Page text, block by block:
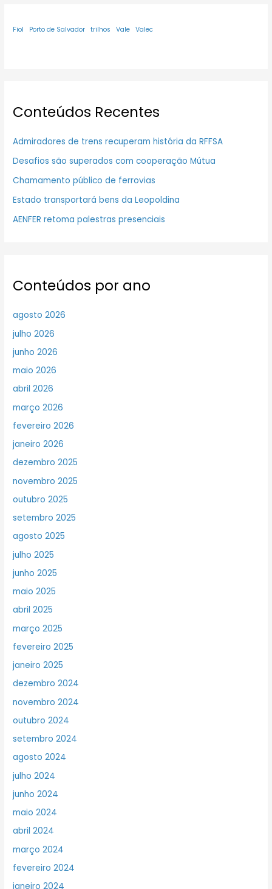
Fiol Porto de Salvador trilhos Vale Valec
Conteúdos Recentes
Admiradores de trens recuperam história da RFFSA
Desafios são superados com cooperação Mútua
Chamamento público de ferrovias
Estado transportará bens da Leopoldina
AENFER retoma palestras presenciais
Conteúdos por ano
agosto 2026
julho 2026
junho 2026
maio 2026
abril 2026
março 2026
fevereiro 2026
janeiro 2026
dezembro 2025
novembro 2025
outubro 2025
setembro 2025
agosto 2025
julho 2025
junho 2025
maio 2025
abril 2025
março 2025
fevereiro 2025
janeiro 2025
dezembro 2024
novembro 2024
outubro 2024
setembro 2024
agosto 2024
julho 2024
junho 2024
maio 2024
abril 2024
março 2024
fevereiro 2024
janeiro 2024